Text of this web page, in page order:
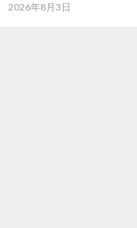
2026年8月3日